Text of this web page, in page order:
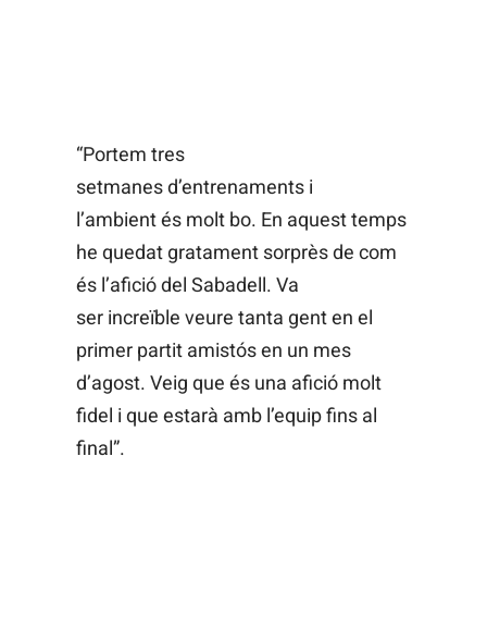
“Portem tres
setmanes d’entrenaments i
l’ambient és molt bo. En aquest temps
he quedat gratament sorprès de com
és l’afició del Sabadell. Va
ser increïble veure tanta gent en el
primer partit amistós en un mes
d’agost. Veig que és una afició molt
fidel i que estarà amb l’equip fins al
final”.